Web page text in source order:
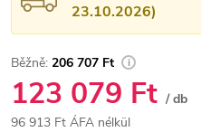
23.10.2026)
206 707 Ft
123 079 Ft / db
96 913 Ft ÁFA nélkül